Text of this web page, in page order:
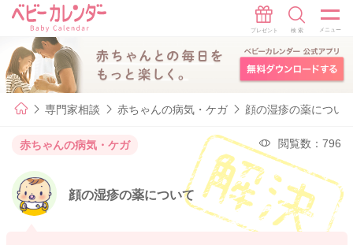
専門家相談 赤ちゃんの病気・ケガ 顔の湿疹の薬につい
赤ちゃんの病気・ケガ 閲覧数：796
顔の湿疹の薬について